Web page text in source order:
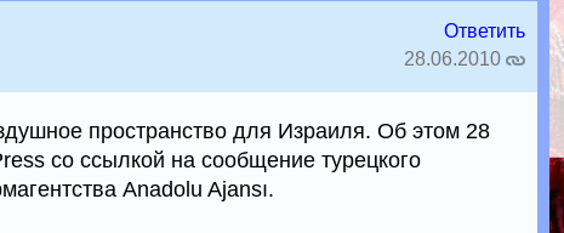
Ответить
28.06.2010
пространство для Израиля. Об этом 28
со ссылкой на сообщение турецкого
Anadolu Ajansı.